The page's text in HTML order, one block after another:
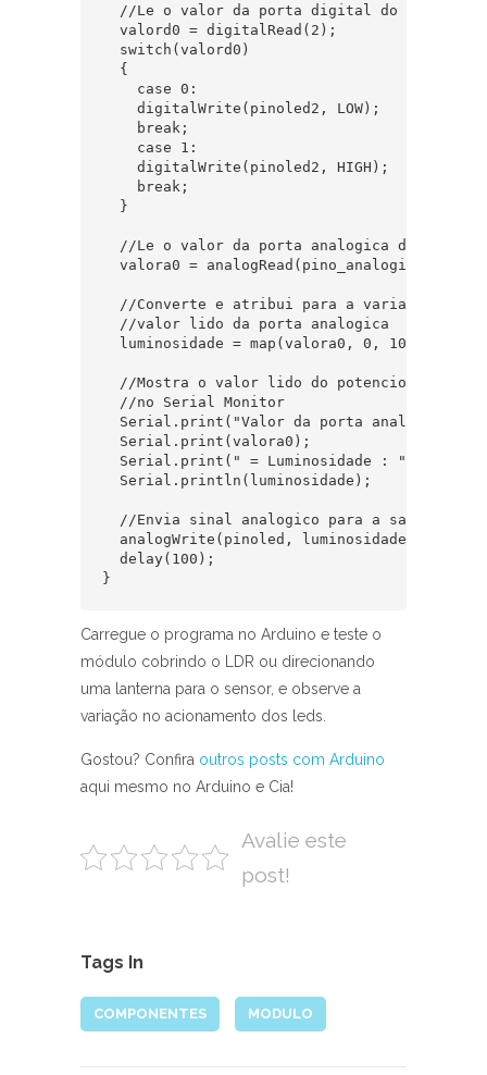
  //Le o valor da porta digital do modulo
  valord0 = digitalRead(2);
  switch(valord0)
  {
    case 0:
    digitalWrite(pinoled2, LOW);
    break;
    case 1:
    digitalWrite(pinoled2, HIGH);
    break;
  }
  //Le o valor da porta analogica do modulo
  valora0 = analogRead(pino_analogico_A0);
//Converte e atribui para a variavel
  //valor lido da porta analogica
luminosidade = map(valora0, 0, 1023, 0,
//Mostra o valor lido do potenciometro e
  //no Serial Monitor
Serial.print("Valor da porta analogica :
  Serial.print(valora0);
  Serial.print(" = Luminosidade : ");
  Serial.println(luminosidade);
//Envia sinal analogico para a saída do
  analogWrite(pinoled, luminosidade);
  delay(100);
}
Carregue o programa no Arduino e teste o
módulo cobrindo o LDR ou direcionando
uma lanterna para o sensor, e observe a
variação no acionamento dos leds.
Gostou? Confira outros posts com Arduino
aqui mesmo no Arduino e Cia!
Avalie este
post!
Tags In
COMPONENTES MODULO